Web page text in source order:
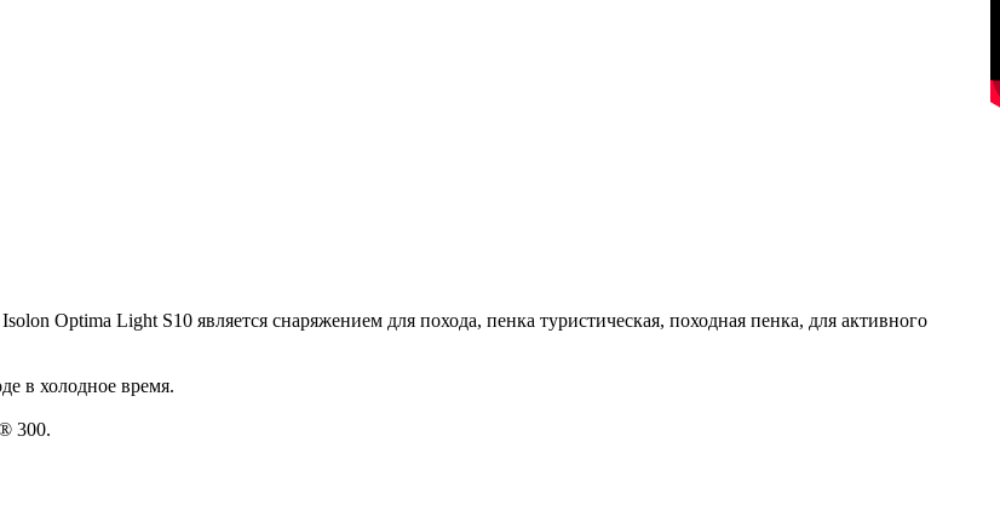
Optima Light S10 является снаряжением для похода, пенка туристическая, походная пенка, для активного
в холодное время.
300.